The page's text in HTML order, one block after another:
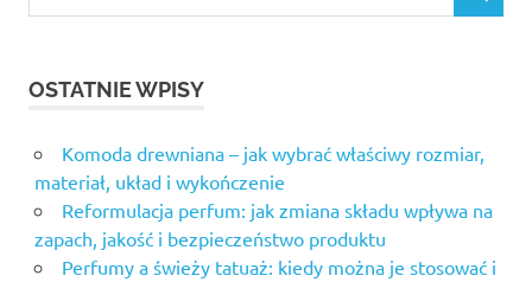
OSTATNIE WPISY
Komoda drewniana – jak wybrać właściwy rozmiar,
materiał, układ i wykończenie
Reformulacja perfum: jak zmiana składu wpływa na
zapach, jakość i bezpieczeństwo produktu
Perfumy a świeży tatuaż: kiedy można je stosować i